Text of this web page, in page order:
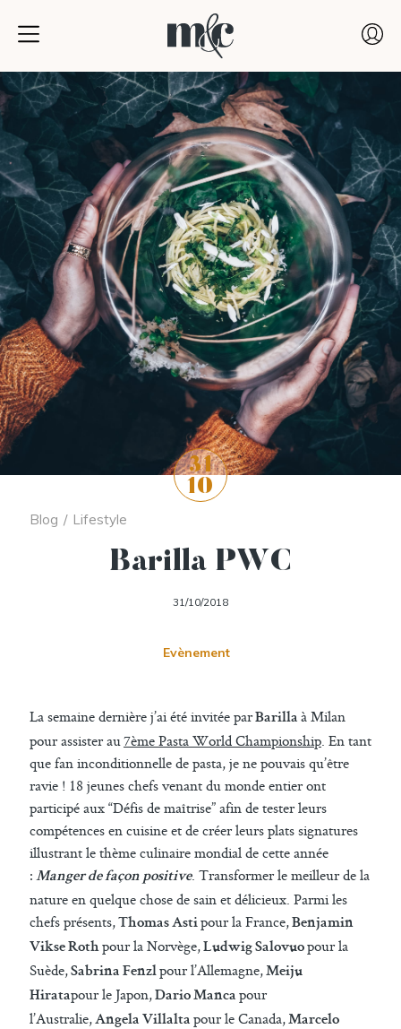
31
10
Blog / Lifestyle
Barilla PWC
31/10/2018
Evènement
La semaine dernière j’ai été invitée parBarilla à Milan
pour assister au7ème Pasta World Championship. En tant
que fan inconditionnelle de pasta, je ne pouvais qu’être
ravie ! 18 jeunes chefs venant du monde entier ont
participé aux “Défis de maîtrise” afin de tester leurs
compétences en cuisine et de créer leurs plats signatures
illustrant le thème culinaire mondial de cette année
: Manger de façon positive. Transformer le meilleur de la
nature en quelque chose de sain et délicieux. Parmi les
chefs présents,Thomas Astipour la France,Benjamin
Vikse Rothpour la Norvège,Ludwig Salovuopour la
Suède,Sabrina Fenzlpour l’Allemagne,Meiju
Hiratapour le Japon,Dario Manca pour
l’Australie,Angela Villalta pour le Canada,Marcelo